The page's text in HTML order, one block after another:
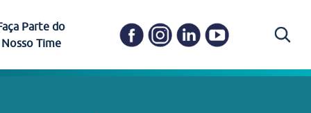
Parte do
Nosso Time